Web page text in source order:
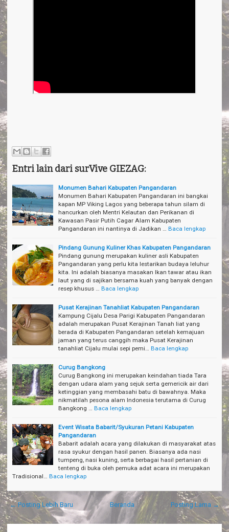
Entri lain dari surVive GIEZAG:
Monumen Bahari Kabupaten Pangandaran
Monumen Bahari Kabupaten Pangandaran ini bangkai
kapan MP Viking Lagos yang beberapa tahun silam di
hancurkan oleh Mentri Kelautan dan Perikanan di
Kawasan Pasir Putih Cagar Alam Kabupaten
Pangandaran ini nantinya di Jadikan …
Baca lengkap
Pindang Gunung Kuliner Khas Kabupaten Pangandaran
Pindang gunung merupakan kuliner asli Kabupaten
Pangandaran yang perlu kita lestarikan budaya leluhur
kita. Ini adalah biasanya masakan Ikan tawar atau ikan
laut yang di sajikan bersama kuah yang banyak dengan
resep khusus …
Baca lengkap
Pusat Kerajinan Tanahliat Kabupaten Pangandaran
Kampung Cijalu Desa Parigi Kabupaten Pangandaran
adalah merupakan Pusat Kerajinan Tanah liat yang
berada di Kabupaten Pangandaran setelah kemajuan
jaman yang terus canggih maka Pusat Kerajinan
tanahliat Cijalu mulai sepi pemi…
Baca lengkap
Curug Bangkong
Curug Bangkong ini merupakan keindahan tiada Tara
dengan udara alam yang sejuk serta gemericik air dari
ketinggian yang membasahi batu di bawahnya. Maka
nikmatilah pesona alam Indonesia terutama di Curug
Bangkong …
Baca lengkap
Event Wisata Babarit/Syukuran Petani Kabupaten
Pangandaran
Babarit adalah acara yang dilakukan di masyarakat atas
rasa syukur dengan hasil panen. Biasanya ada nasi
tumpeng, nasi kuning, serta berbagai hasil pertanian di
tenteng di buka oleh pemuka adat acara ini merupakan
Tradisional…
Baca lengkap
← Posting Lebih Baru Posting Lama →
Beranda